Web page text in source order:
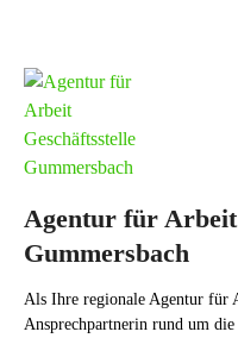
Agentur für Arbeit
Gummersbach
Als Ihre regionale Agentur für
Ansprechpartnerin rund um